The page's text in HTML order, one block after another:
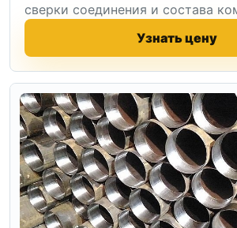
сверки соединения и состава
Узнать цену